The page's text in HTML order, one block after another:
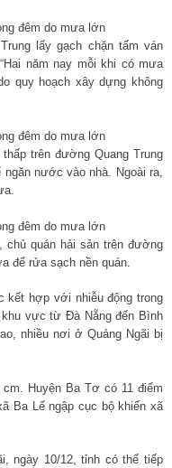
lấy gạch chặn tấm ván
năm nay mỗi khi có mưa
quy hoạch xây dựng không
trên đường Quang Trung
nước vào nhà. Ngoài ra,
chủ quán hải sản trên đường
để rửa sạch nền quán.
kết hợp với nhiễu động trong
vực từ Đà Nẵng đến Bình
nhiều nơi ở Quảng Ngãi bị
cm. Huyện Ba Tơ có 11 điểm
Ba Lế ngập cục bộ khiến xã
ngày 10/12, tỉnh có thể tiếp